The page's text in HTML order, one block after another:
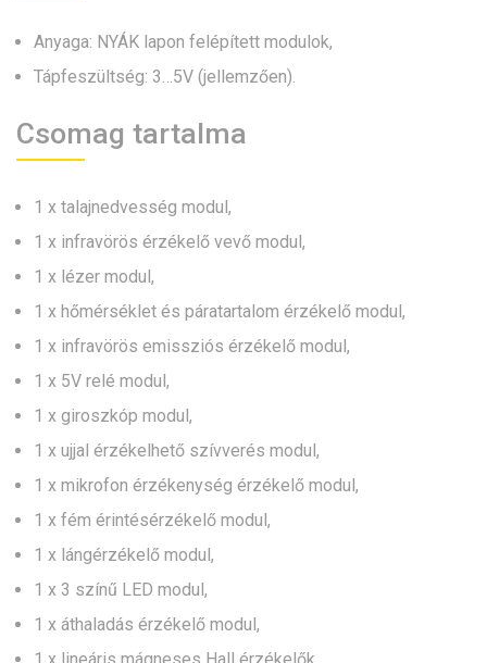
Anyaga: NYÁK lapon felépített modulok,
Tápfeszültség: 3…5V (jellemzően).
Csomag tartalma
1 x talajnedvesség modul,
1 x infravörös érzékelő vevő modul,
1 x lézer modul,
1 x hőmérséklet és páratartalom érzékelő modul,
1 x infravörös emissziós érzékelő modul,
1 x 5V relé modul,
1 x giroszkóp modul,
1 x ujjal érzékelhető szívverés modul,
1 x mikrofon érzékenység érzékelő modul,
1 x fém érintésérzékelő modul,
1 x lángérzékelő modul,
1 x 3 színű LED modul,
1 x áthaladás érzékelő modul,